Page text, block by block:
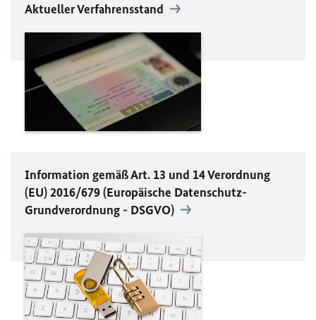
Aktueller Verfahrensstand
Information gemäß Art. 13 und 14 Verordnung
(EU) 2016/679 (Europäische Datenschutz-
Grundverordnung - DSGVO)